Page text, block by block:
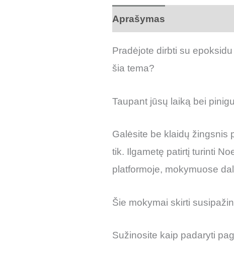
Aprašymas
Pradėjote dirbti su
šia tema?
Taupant jūsų laiką bei
Galėsite be klaidų žingsnis
tik. Ilgametę patirtį turinti
platformoje, mokymuose
Šie mokymai skirti
Sužinosite kaip padaryti